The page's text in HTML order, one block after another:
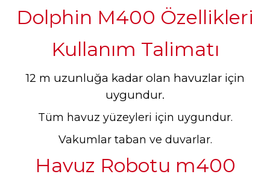
Dolphin M400 Özellikleri
Kullanım Talimatı
12 m uzunluğa kadar olan havuzlar için
uygundur.
Tüm havuz yüzeyleri için uygundur.
Vakumlar taban ve duvarlar.
Havuz Robotu m400